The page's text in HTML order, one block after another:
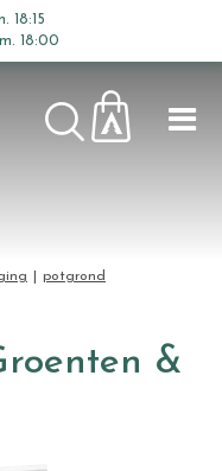
potgrond
18:15
18:00
&